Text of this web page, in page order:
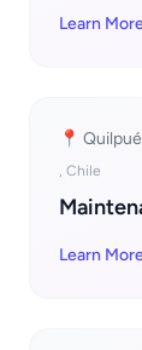
Learn
📍 Quilpué
, Chile
Learn